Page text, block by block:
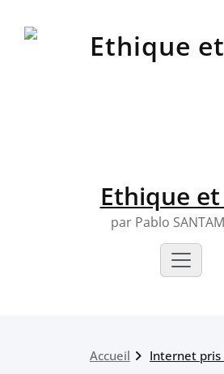
Ethique et
par Pablo
Accueil Internet pris